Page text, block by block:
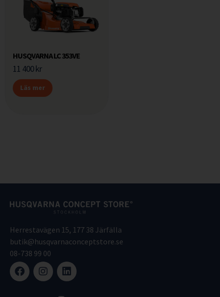
HUSQVARNA LC 353VE
11 400kr
Läs mer
Herrestavägen 15, 177 38 Järfälla
butik@husqvarnaconceptstore.se
08-738 99 00